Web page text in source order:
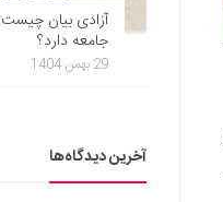
آزادی بیان
جامعه دارد؟
29 بهمن 1404
آخرین دیدگاه‌ها